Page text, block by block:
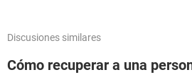
Discusiones similares
Cómo recuperar a una